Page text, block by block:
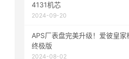
4131机芯
2024-09-20
APS厂表盘完美升级！爱彼皇
终极版
2024-08-02